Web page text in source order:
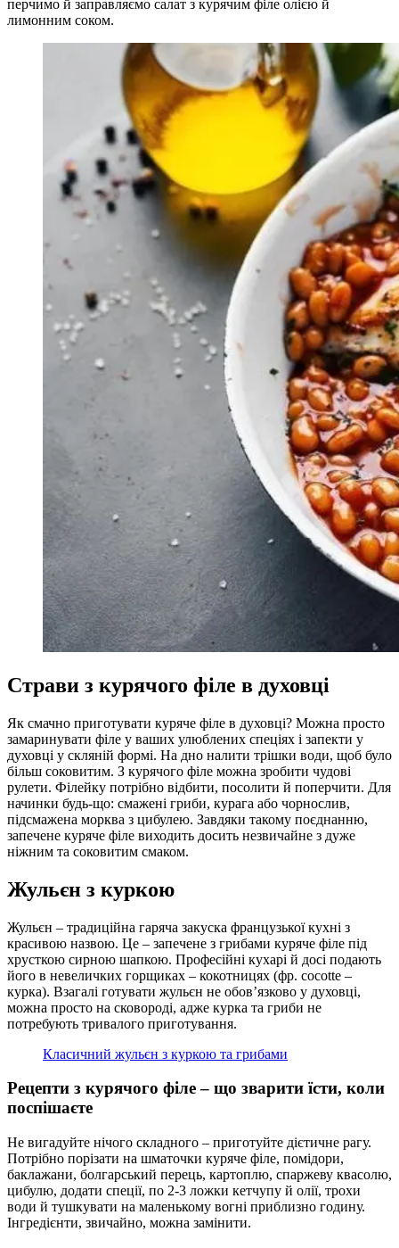
перчимо й заправляємо салат з курячим філе олією й
лимонним соком.
Страви з курячого філе в духовці
Як смачно приготувати куряче філе в духовці? Можна просто
замаринувати філе у ваших улюблених спеціях і запекти у
духовці у скляній формі. На дно налити трішки води, щоб було
більш соковитим. З курячого філе можна зробити чудові
рулети. Філейку потрібно відбити, посолити й поперчити. Для
начинки будь-що: смажені гриби, курага або чорнослив,
підсмажена морква з цибулею. Завдяки такому поєднанню,
запечене куряче філе виходить досить незвичайне з дуже
ніжним та соковитим смаком.
Жульєн з куркою
Жульєн – традиційна гаряча закуска французької кухні з
красивою назвою. Це – запечене з грибами куряче філе під
хрусткою сирною шапкою. Професійні кухарі й досі подають
його в невеличких горщиках – кокотницях (фр. cocotte –
курка). Взагалі готувати жульєн не обов’язково у духовці,
можна просто на сковороді, адже курка та гриби не
потребують тривалого приготування.
Класичний жульєн з куркою та грибами
Рецепти з курячого філе – що зварити їсти, коли
поспішаєте
Не вигадуйте нічого складного – приготуйте дієтичне рагу.
Потрібно порізати на шматочки куряче філе, помідори,
баклажани, болгарський перець, картоплю, спаржеву квасолю,
цибулю, додати спеції, по 2-3 ложки кетчупу й олії, трохи
води й тушкувати на маленькому вогні приблизно годину.
Інгредієнти, звичайно, можна замінити.